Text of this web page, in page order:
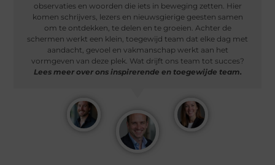
observaties en woorden die iets in beweging zetten. Hier
komen schrijvers, lezers en nieuwsgierige geesten samen
om te ontdekken, te delen en te groeien. Achter de
schermen werkt een klein, toegewijd team dat elke dag met
aandacht, gevoel en vakmanschap werkt aan het
vormgeven van deze plek. Wat drijft ons team tot succes?
Lees meer over ons inspirerende en toegewijde team.